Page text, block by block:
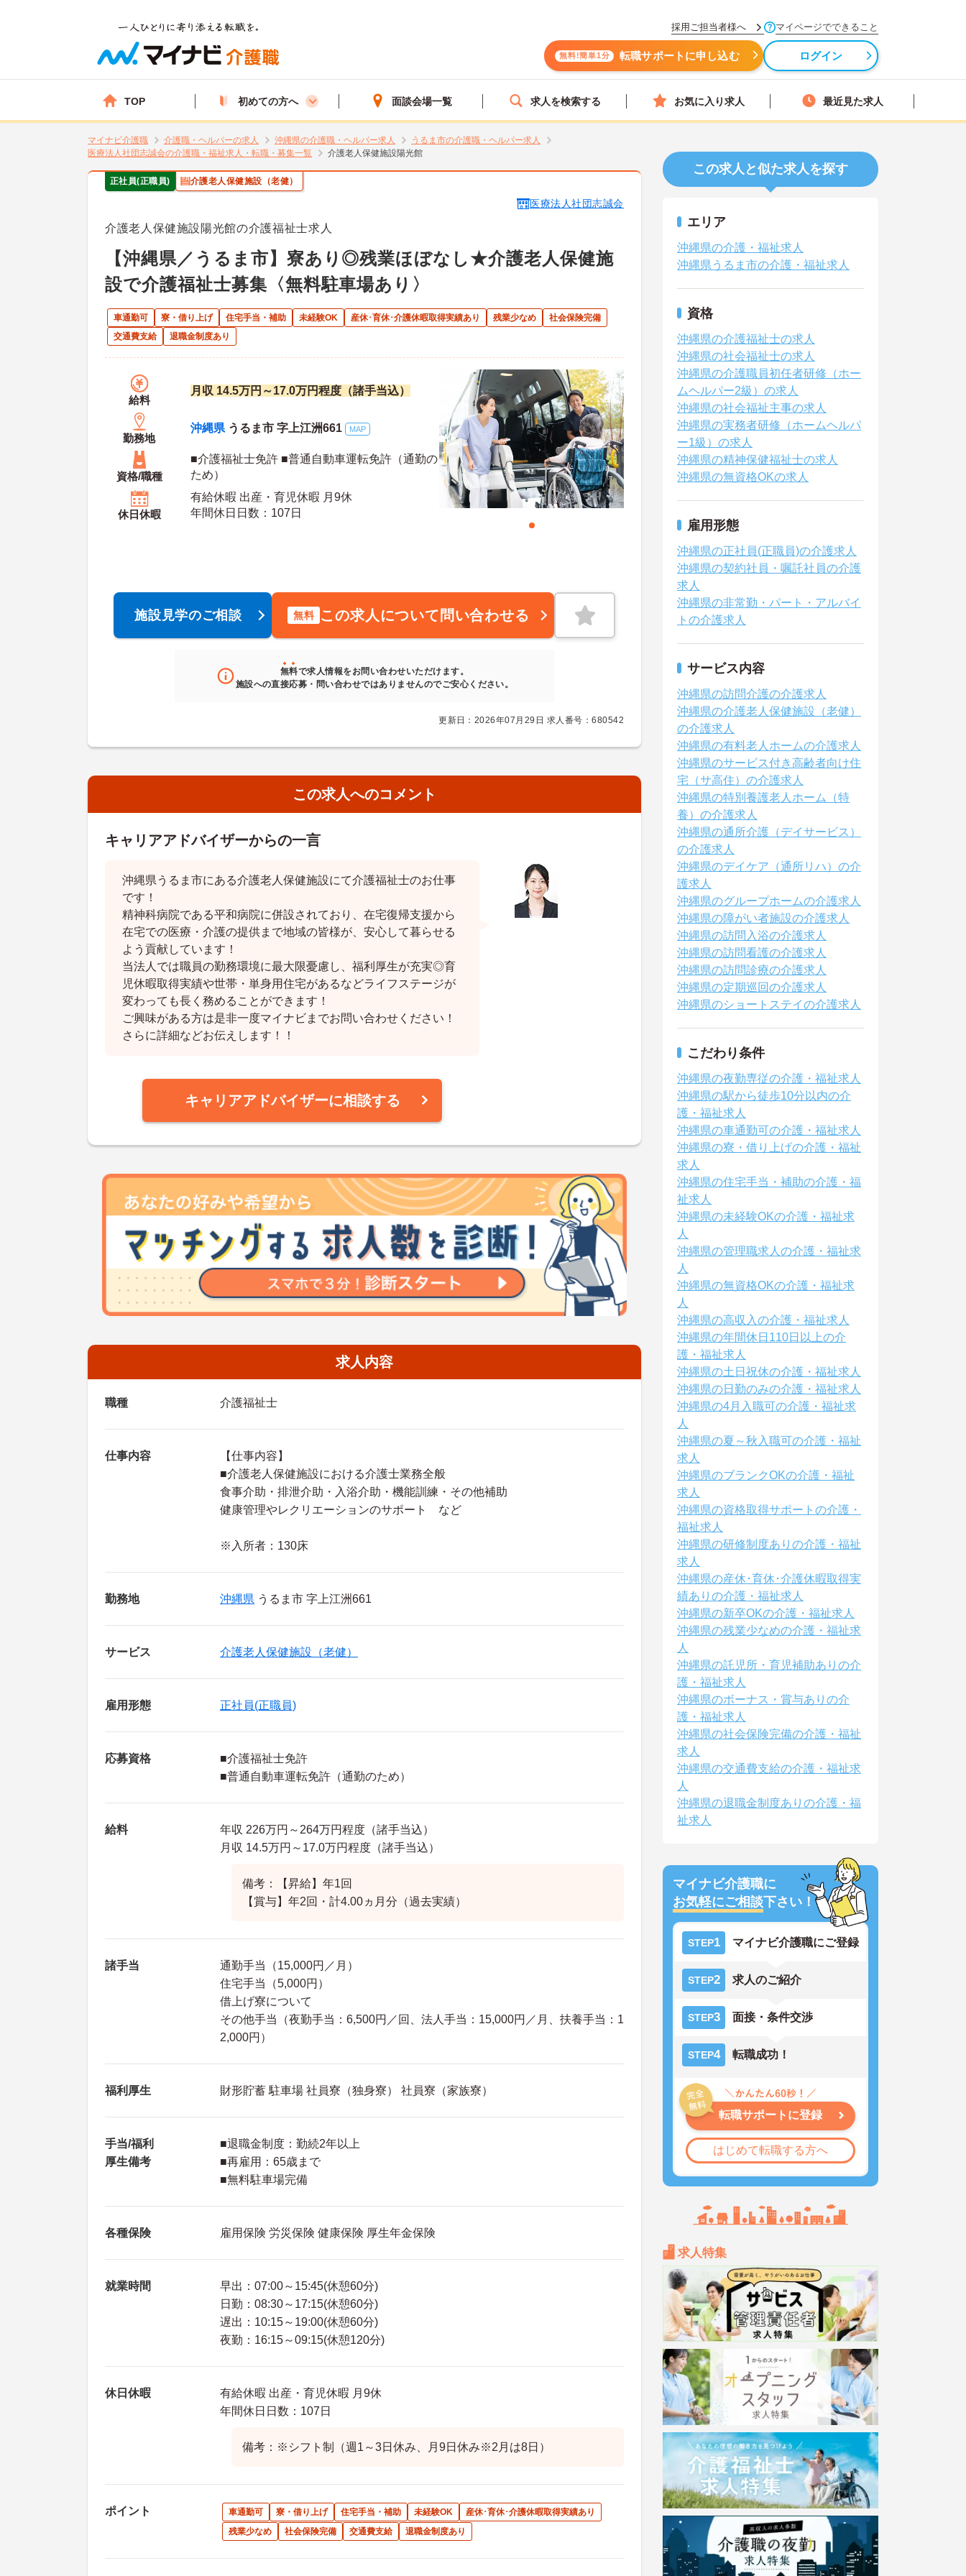
採用ご担当者様へ マイページでできること
無料!簡単1分 転職サポートに申し込む ログイン
TOP 初めての方へ 面談会場一覧 求人を検索する お気に入り求人 最近見た求人
マイナビ介護職 介護職・ヘルパーの求人 沖縄県の介護職・ヘルパー求人
うるま市の介護職・ヘルパー求人
医療法人社団志誠会の介護職・福祉求人・転職・募集一覧
介護老人保健施設陽光館
正社員(正職員) 介護老人保健施設（老健）
医療法人社団志誠会
介護老人保健施設陽光館の介護福祉士求人
【沖縄県／うるま市】寮あり◎残業ほぼなし★介護老人保健施
設で介護福祉士募集〈無料駐車場あり〉
車通勤可 寮・借り上げ 住宅手当・補助 未経験OK 産休･育休･介護休暇取得実績あり 残業少なめ
社会保険完備
交通費支給
退職金制度あり
給料
月収 14.5万円～17.0万円程度（諸手当込）
勤務地
沖縄県 うるま市 字上江洲661 MAP
資格/職種
■介護福祉士免許 ■普通自動車運転免許（通勤の
ため）
休日休暇
有給休暇 出産・育児休暇 月9休
年間休日日数：107日
施設見学のご相談 無料 この求人について問い合わせる
無料で求人情報をお問い合わせいただけます。
施設への直接応募・問い合わせではありませんのでご安心ください。
更新日：2026年07月29日 求人番号：680542
この求人へのコメント
キャリアアドバイザーからの一言
沖縄県うるま市にある介護老人保健施設にて介護福祉士のお仕事
です！
精神科病院である平和病院に併設されており、在宅復帰支援から
在宅での医療・介護の提供まで地域の皆様が、安心して暮らせる
よう貢献しています！
当法人では職員の勤務環境に最大限憂慮し、福利厚生が充実◎育
児休暇取得実績や世帯・単身用住宅があるなどライフステージが
変わっても長く務めることができます！
ご興味がある方は是非一度マイナビまでお問い合わせください！
さらに詳細などお伝えします！！
キャリアアドバイザーに相談する
求人内容
職種 介護福祉士
仕事内容
【仕事内容】
■介護老人保健施設における介護士業務全般
食事介助・排泄介助・入浴介助・機能訓練・その他補助
健康管理やレクリエーションのサポート など
※入所者：130床
勤務地 沖縄県 うるま市 字上江洲661
サービス 介護老人保健施設（老健）
雇用形態 正社員(正職員)
応募資格
■介護福祉士免許
■普通自動車運転免許（通勤のため）
給料
年収 226万円～264万円程度（諸手当込）
月収 14.5万円～17.0万円程度（諸手当込）
備考：【昇給】年1回
【賞与】年2回・計4.00ヵ月分（過去実績）
諸手当
通勤手当（15,000円／月）
住宅手当（5,000円）
借上げ寮について
その他手当（夜勤手当：6,500円／回、法人手当：15,000円／月、扶養手当：1
2,000円）
福利厚生 財形貯蓄 駐車場 社員寮（独身寮） 社員寮（家族寮）
手当/福利
厚生備考
■退職金制度：勤続2年以上
■再雇用：65歳まで
■無料駐車場完備
各種保険 雇用保険 労災保険 健康保険 厚生年金保険
就業時間
早出：07:00～15:45(休憩60分)
日勤：08:30～17:15(休憩60分)
遅出：10:15～19:00(休憩60分)
夜勤：16:15～09:15(休憩120分)
休日休暇
有給休暇 出産・育児休暇 月9休
年間休日日数：107日
備考：※シフト制（週1～3日休み、月9日休み※2月は8日）
ポイント 車通勤可 寮・借り上げ 住宅手当・補助 未経験OK
産休･育休･介護休暇取得実績あり
残業少なめ
社会保険完備 交通費支給 退職金制度あり
この求人と似た求人を探す
エリア
沖縄県の介護・福祉求人
沖縄県うるま市の介護・福祉求人
資格
沖縄県の介護福祉士の求人
沖縄県の社会福祉士の求人
沖縄県の介護職員初任者研修（ホー
ムヘルパー2級）の求人
沖縄県の社会福祉主事の求人
沖縄県の実務者研修（ホームヘルパ
ー1級）の求人
沖縄県の精神保健福祉士の求人
沖縄県の無資格OKの求人
雇用形態
沖縄県の正社員(正職員)の介護求人
沖縄県の契約社員・嘱託社員の介護
求人
沖縄県の非常勤・パート・アルバイ
トの介護求人
サービス内容
沖縄県の訪問介護の介護求人
沖縄県の介護老人保健施設（老健）
の介護求人
沖縄県の有料老人ホームの介護求人
沖縄県のサービス付き高齢者向け住
宅（サ高住）の介護求人
沖縄県の特別養護老人ホーム（特
養）の介護求人
沖縄県の通所介護（デイサービス）
の介護求人
沖縄県のデイケア（通所リハ）の介
護求人
沖縄県のグループホームの介護求人
沖縄県の障がい者施設の介護求人
沖縄県の訪問入浴の介護求人
沖縄県の訪問看護の介護求人
沖縄県の訪問診療の介護求人
沖縄県の定期巡回の介護求人
沖縄県のショートステイの介護求人
こだわり条件
沖縄県の夜勤専従の介護・福祉求人
沖縄県の駅から徒歩10分以内の介
護・福祉求人
沖縄県の車通勤可の介護・福祉求人
沖縄県の寮・借り上げの介護・福祉
求人
沖縄県の住宅手当・補助の介護・福
祉求人
沖縄県の未経験OKの介護・福祉求
人
沖縄県の管理職求人の介護・福祉求
人
沖縄県の無資格OKの介護・福祉求
人
沖縄県の高収入の介護・福祉求人
沖縄県の年間休日110日以上の介
護・福祉求人
沖縄県の土日祝休の介護・福祉求人
沖縄県の日勤のみの介護・福祉求人
沖縄県の4月入職可の介護・福祉求
人
沖縄県の夏～秋入職可の介護・福祉
求人
沖縄県のブランクOKの介護・福祉
求人
沖縄県の資格取得サポートの介護・
福祉求人
沖縄県の研修制度ありの介護・福祉
求人
沖縄県の産休･育休･介護休暇取得実
績ありの介護・福祉求人
沖縄県の新卒OKの介護・福祉求人
沖縄県の残業少なめの介護・福祉求
人
沖縄県の託児所・育児補助ありの介
護・福祉求人
沖縄県のボーナス・賞与ありの介
護・福祉求人
沖縄県の社会保険完備の介護・福祉
求人
沖縄県の交通費支給の介護・福祉求
人
沖縄県の退職金制度ありの介護・福
祉求人
マイナビ介護職に
お気軽にご相談下さい！
STEP1 マイナビ介護職にご登録
STEP2 求人のご紹介
STEP3 面接・条件交渉
STEP4 転職成功！
転職サポートに登録
はじめて転職する方へ
求人特集